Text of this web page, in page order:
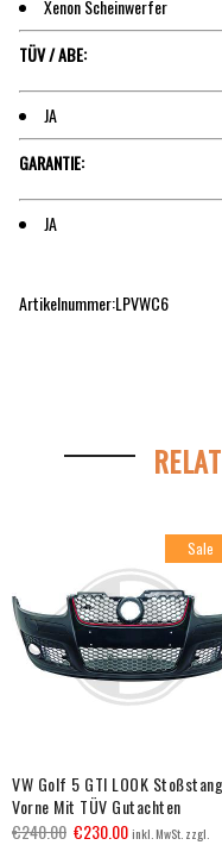
Xenon Scheinwerfer
TÜV / ABE:
JA
GARANTIE:
JA
Artikelnummer:LPVWC6
Sale
VW Golf 5 GTI LOOK
Vorne Mit TÜV Gutachten
€240.00 €230.00inkl. MwSt. zzgl.